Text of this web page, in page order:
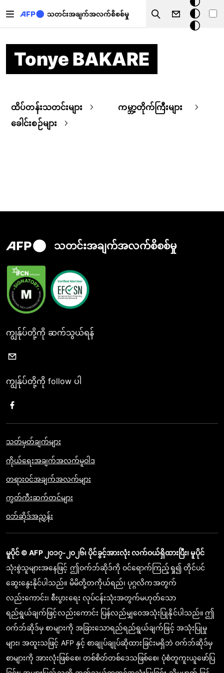
သတင်းအချက်အလက်စိစစ်မှု
Search
မှောင်
မုဒ်
Tonye BAKARE
ထိပ်တန်းသတင်းများ
ကမ္ဘာ့တိုက်ကြီးများ
ခေါင်းစဉ်များ
သတင်းအချက်အလက်စိစစ်မှု
ကျွန်ုပ်တို့ကို ဆက်သွယ်ရန်
ကျွန်ုပ်တို့ကို follow ပါ
သတ်မှတ်ချက်များ
ကိုယ်ရေးအချက်အလက်မူဝါဒ
တရားဝင်အချက်အလက်များ
ကွတ်ကီးဆက်တင်များ
ဝဘ်ဆိုဒ်အညွှန်း
မူပိုင် © AFP ၂၀၁၇-၂၀၂၆၊ ပိုင်ခွင့်အားလုံး လက်ဝယ်ရှိထားပြီး၊ မူပိုင်
သုံးစွဲသူများအနေဖြင့် ဤဝက်ဘ်ဆိုဒ်ကို ဝင်ရောက်ကြည့်ရှု၍ တိုင်ပင်
ဆွေးနွေးနိုင်ပါသည်။ မိမိတို့တကိုယ်ရည်၊ ပုဂ္ဂလိကအတွက်
လည်းကောင်း၊ စီးပွားရေး လုပ်ငန်းသုံးအတွက်မဟုတ်သော
ရည်ရွယ်ချက်ဖြင့်လည်းကောင်း ပြန်လည်မျှဝေအသုံးပြုနိုင်ပါသည်။ ဤ
ဝက်ဘ်ဆိုဒ်မှ စာများကို အခြားသောရည်ရည်ရွယ်ချက်ဖြင့် အသုံးပြုမှု
များ၊ အထူးသဖြင့် AFP နှင့် စာချုပ်ချုပ်ဆိုထားခြင်းမရှိဘဲ ဝက်ဘ်ဆိုဒ်မှ
စာများကို အားလုံးဖြစ်စေ၊ တစ်စိတ်တစ်ဒေသဖြစ်စေ၊ ပုံစံတူကူးယူဖော်ပြ